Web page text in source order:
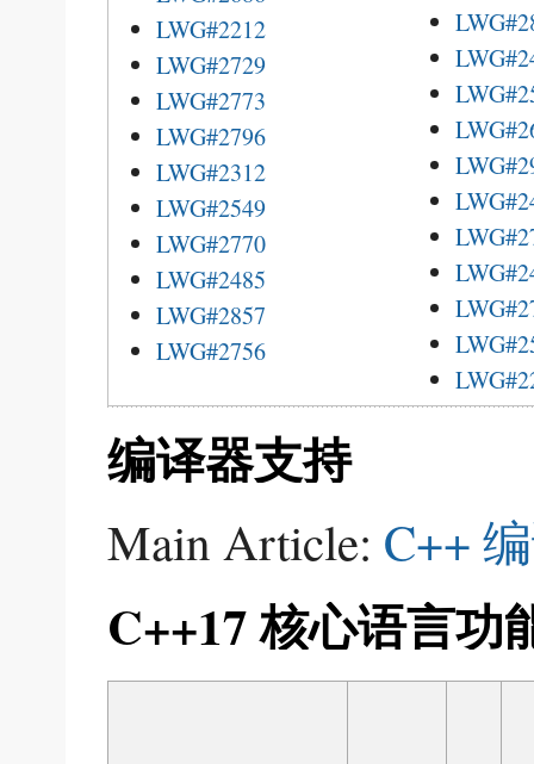
LWG#2212
LWG#2729
LWG#2773
LWG#2796
LWG#2312
LWG#2549
LWG#2770
LWG#2485
LWG#2857
LWG#2756
编译器支持
Main Article: C++
C++17 核心语言功